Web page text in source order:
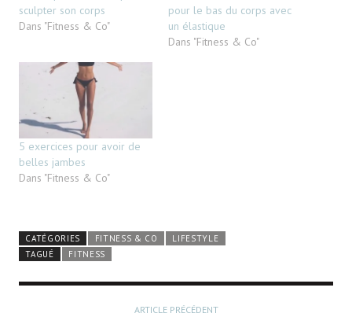
sculpter son corps
Dans "Fitness & Co"
pour le bas du corps avec
un élastique
Dans "Fitness & Co"
5 exercices pour avoir de
belles jambes
Dans "Fitness & Co"
CATÉGORIES FITNESS & CO
LIFESTYLE
TAGUÉ
FITNESS
ARTICLE PRÉCÉDENT